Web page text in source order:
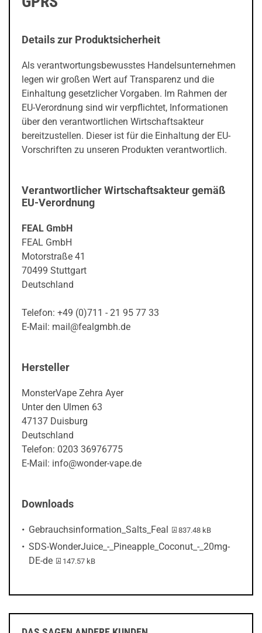
Details zur Produktsicherheit
Als verantwortungsbewusstes Handelsunternehmen
legen wir großen Wert auf Transparenz und die
Einhaltung gesetzlicher Vorgaben. Im Rahmen der
EU-Verordnung sind wir verpflichtet, Informationen
über den verantwortlichen Wirtschaftsakteur
bereitzustellen. Dieser ist für die Einhaltung der EU-
Vorschriften zu unseren Produkten verantwortlich.
Verantwortlicher Wirtschaftsakteur gemäß
EU-Verordnung
FEAL GmbH
FEAL GmbH
Motorstraße 41
70499 Stuttgart
Deutschland
Telefon: +49 (0)711 - 21 95 77 33
E-Mail: mail@fealgmbh.de
Hersteller
MonsterVape Zehra Ayer
Unter den Ulmen 63
47137 Duisburg
Deutschland
Telefon: 0203 36976775
E-Mail: info@wonder-vape.de
Downloads
Gebrauchsinformation_Salts_Feal PDF-Datei:
837.48 kB
SDS-WonderJuice_-_Pineapple_Coconut_-_20mg-
DE-de
PDF-Datei:
147.57 kB